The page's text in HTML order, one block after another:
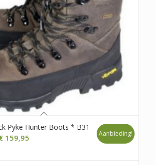
Pyke Hunter Boots * B31
159,95Huidige
is:
Aanbieding!